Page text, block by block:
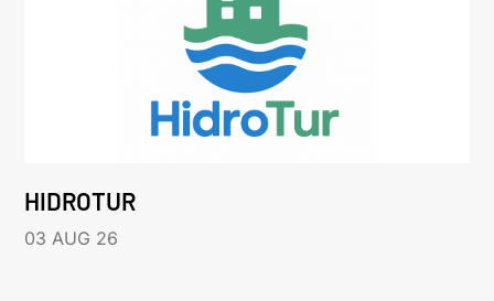
HIDROTUR
03 AUG 26